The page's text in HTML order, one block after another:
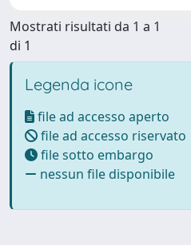
Mostrati risultati da 1 a 1
di 1
Legenda icone
file ad accesso aperto
file ad accesso riservato
file sotto embargo
nessun file disponibile